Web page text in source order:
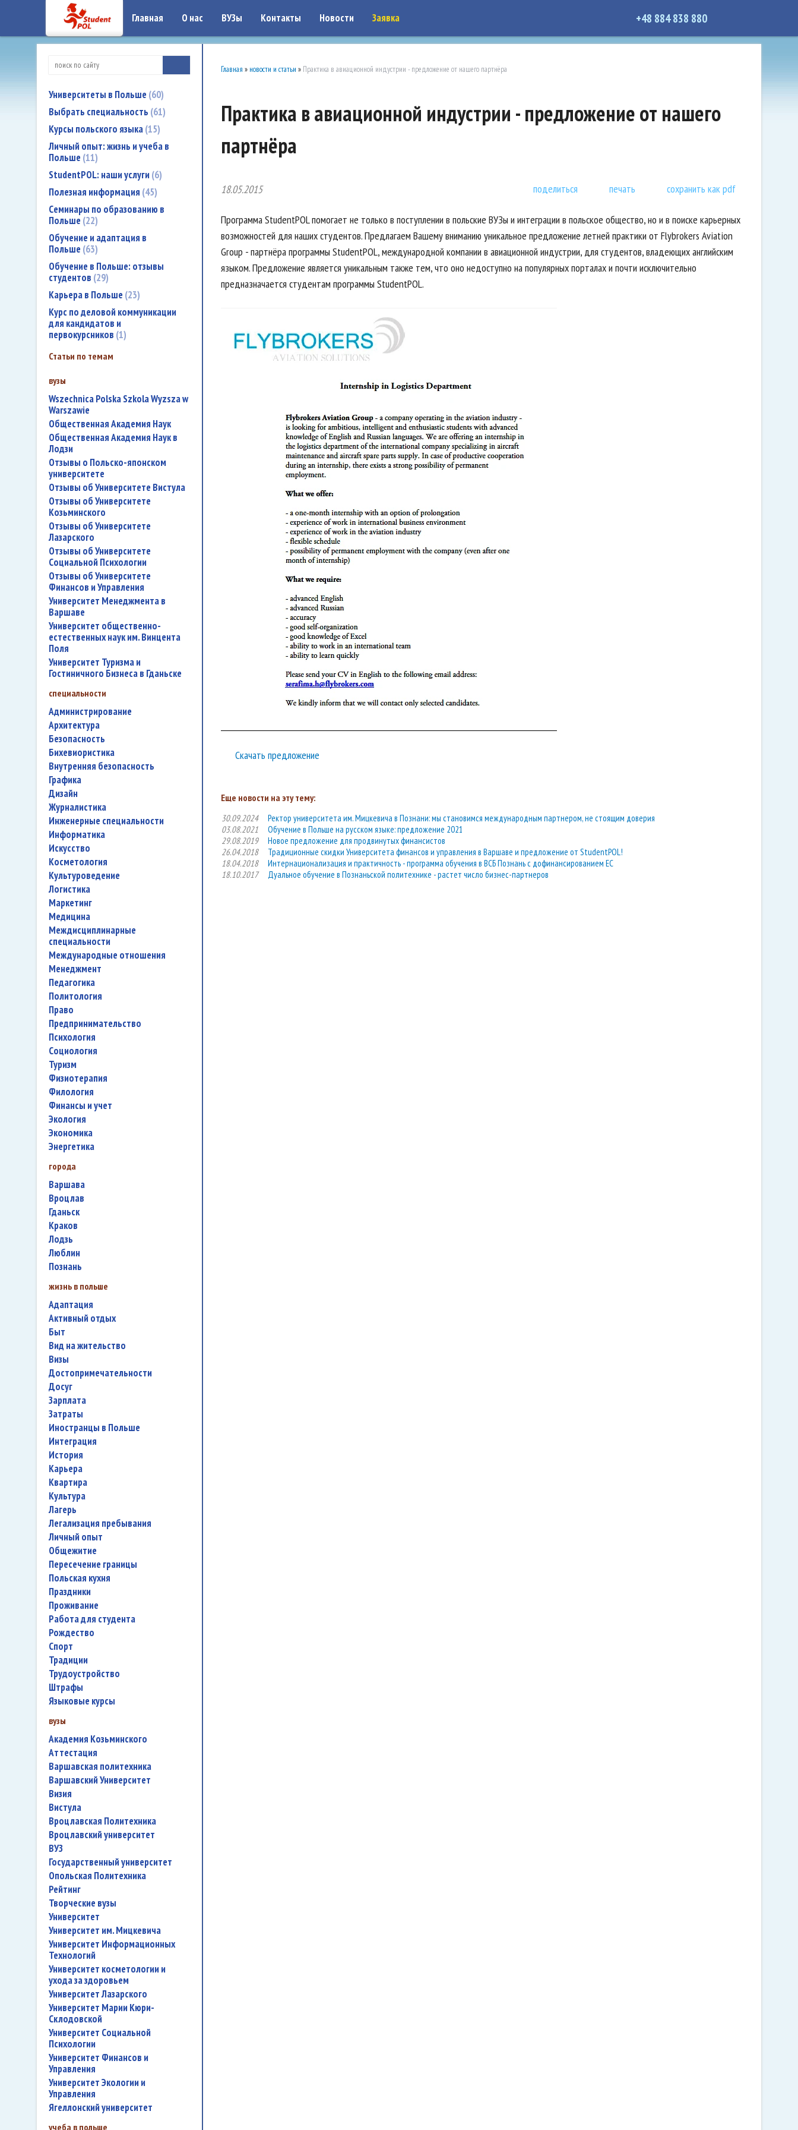
google-site-verification: google7a917c261df1566b.htmlgoogle-site-verification: google7a917c261df1566b.html
Главная О нас ВУЗы Контакты Новости Заявка +48 884 838 880
Университеты в Польше 60
Выбрать специальность 61
Курсы польского языка 15
Личный опыт: жизнь и учеба в
Польше 11
StudentPOL: наши услуги 6
Полезная информация 45
Семинары по образованию в
Польше 22
Обучение и адаптация в
Польше 63
Обучение в Польше: отзывы
студентов 29
Карьера в Польше 23
Курс по деловой коммуникации
для кандидатов и
первокурсников 1
Статьи по темам
вузы
Wszechnica Polska Szkola Wyzsza w
Warszawie
Общественная Академия Наук
Общественная Академия Наук в
Лодзи
Отзывы о Польско-японском
университете
Отзывы об Университете Вистула
Отзывы об Университете
Козьминского
Отзывы об Университете
Лазарского
Отзывы об Университете
Социальной Психологии
Отзывы об Университете
Финансов и Управления
Университет Менеджмента в
Варшаве
Университет общественно-
естественных наук им. Винцента
Поля
Университет Туризма и
Гостиничного Бизнеса в Гданьске
специальности
администрирование
архитектура
безопасность
бихевиористика
внутренняя безопасность
графика
дизайн
журналистика
инженерные специальности
информатика
искусство
косметология
культуроведение
логистика
маркетинг
медицина
междисциплинарные
специальности
международные отношения
менеджмент
педагогика
политология
право
предпринимательство
психология
социология
туризм
физиотерапия
филология
финансы и учет
экология
экономика
энергетика
города
Варшава
Вроцлав
Гданьск
Краков
Лодзь
Люблин
Познань
жизнь в польше
адаптация
активный отдых
быт
вид на жительство
визы
достопримечательности
досуг
зарплата
затраты
иностранцы в Польше
интеграция
история
карьера
квартира
культура
лагерь
легализация пребывания
личный опыт
общежитие
пересечение границы
польская кухня
праздники
проживание
работа для студента
Рождество
спорт
традиции
трудоустройство
штрафы
языковые курсы
вузы
Академия Козьминского
аттестация
Варшавская политехника
Варшавский Университет
Визия
Вистула
Вроцлавская Политехника
Вроцлавский университет
ВУЗ
государственный университет
Опольская Политехника
рейтинг
творческие вузы
университет
Университет им. Мицкевича
Университет Информационных
Технологий
университет косметологии и
ухода за здоровьем
Университет Лазарского
Университет Марии Кюри-
Склодовской
Университет Социальной
Психологии
Университет Финансов и
Управления
Университет Экологии и
Управления
Ягеллонский университет
учеба в польше
Главная » новости и статьи » Практика в авиационной индустрии - предложение от нашего партнёра
Практика в авиационной индустрии - предложение от нашего
партнёра
18.05.2015 поделиться печать сохранить как pdf
Программа StudentPOL помогает не только в поступлении в польские ВУЗы и интеграции в польское общество, но и в поиске карьерных
возможностей для наших студентов. Предлагаем Вашему вниманию уникальное предложение летней практики от Flybrokers Aviation
Group - партнёра программы StudentPOL, международной компании в авиационной индустрии, для студентов, владеющих английским
языком. Предложение является уникальным также тем, что оно недоступно на популярных порталах и почти исключительно
предназначается студентам программы StudentPOL.
Скачать предложение
Еще новости на эту тему:
30.09.2024
Ректор университета им. Мицкевича в Познани: мы становимся международным партнером, не стоящим доверия
03.08.2021
Обучение в Польше на русском языке: предложение 2021
29.08.2019
Новое предложение для продвинутых финансистов
26.04.2018
Традиционные скидки Университета финансов и управления в Варшаве и предложение от StudentPOL!
18.04.2018
Интернационализация и практичность - программа обучения в ВСБ Познань с дофинансированием ЕС
18.10.2017
Дуальное обучение в Познаньской политехнике - растет число бизнес-партнеров